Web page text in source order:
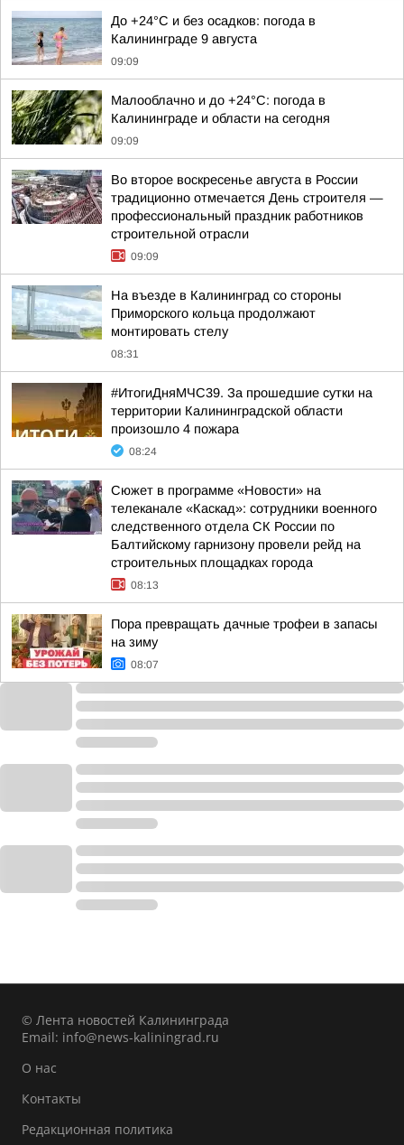
До +24°С и без осадков: погода в
Калининграде 9 августа
09:09
Малооблачно и до +24°С: погода в
Калининграде и области на сегодня
09:09
Во второе воскресенье августа в России
традиционно отмечается День строителя —
профессиональный праздник работников
строительной отрасли
09:09
На въезде в Калининград со стороны
Приморского кольца продолжают
монтировать стелу
08:31
#ИтогиДняМЧС39. За прошедшие сутки на
территории Калининградской области
произошло 4 пожара
08:24
Сюжет в программе «Новости» на
телеканале «Каскад»: сотрудники военного
следственного отдела СК России по
Балтийскому гарнизону провели рейд на
строительных площадках города
08:13
Пора превращать дачные трофеи в запасы
на зиму
08:07
© Лента новостей Калининграда
Email: info@news-kaliningrad.ru
О нас
Контакты
Редакционная политика